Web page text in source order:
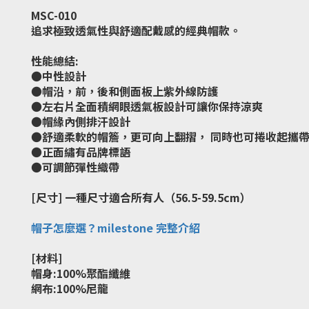
MSC-010
追求極致透氣性與舒適配戴感的經典帽款。
性能總結:
●中性設計
●帽沿，前，後和側面板上紫外線防護
●左右片全面積網眼透氣板設計可讓你保持涼爽
●帽緣內側排汗設計
●舒適柔軟的帽簷，更可向上翻摺， 同時也可捲收起攜帶
●正面繡有品牌標語
●可調節彈性織帶
[尺寸] 一種尺寸適合所有人（56.5-59.5cm）
帽子怎麼選？milestone 完整介紹
[材料]
帽身:100%聚酯纖維
網布:100%尼龍